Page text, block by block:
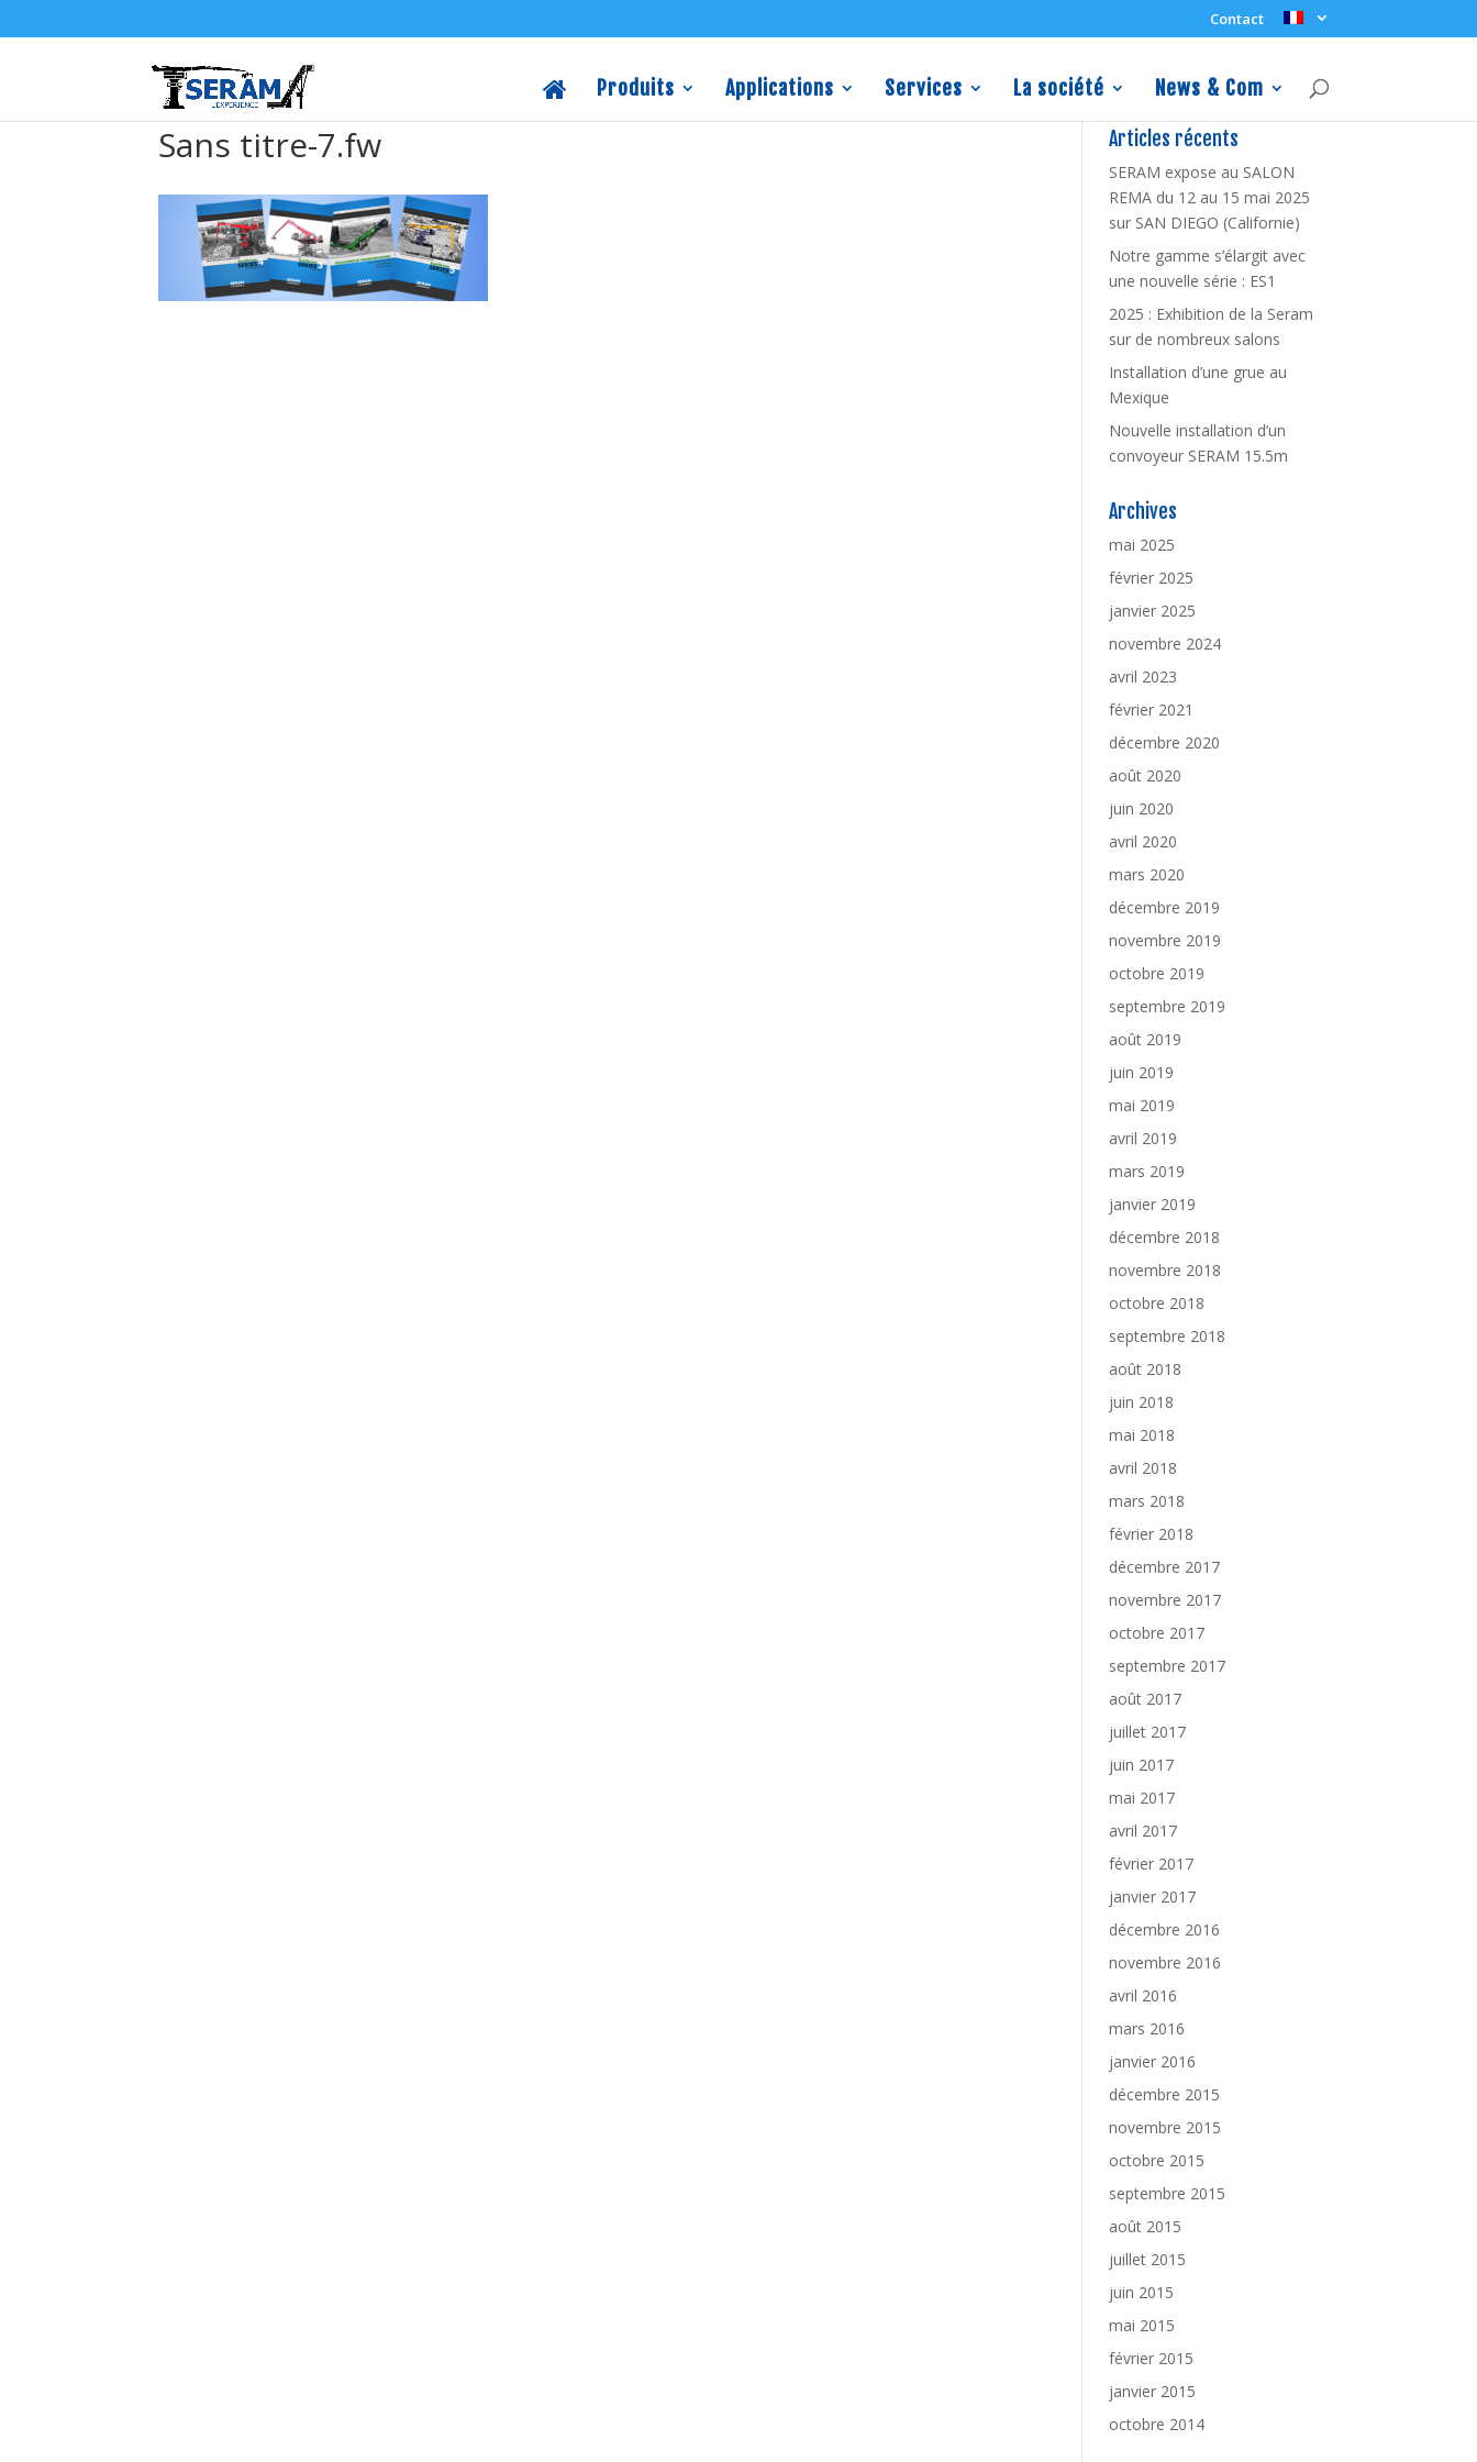
Contact
Produits Applications Services La société News & Com
Sans titre-7.fw Articles récents
SERAM expose au SALON
REMA du 12 au 15 mai 2025
sur SAN DIEGO (Californie)
Notre gamme s’élargit avec
une nouvelle série : ES1
2025 : Exhibition de la Seram
sur de nombreux salons
Installation d’une grue au
Mexique
Nouvelle installation d’un
convoyeur SERAM 15.5m
Archives
mai 2025
février 2025
janvier 2025
novembre 2024
avril 2023
février 2021
décembre 2020
août 2020
juin 2020
avril 2020
mars 2020
décembre 2019
novembre 2019
octobre 2019
septembre 2019
août 2019
juin 2019
mai 2019
avril 2019
mars 2019
janvier 2019
décembre 2018
novembre 2018
octobre 2018
septembre 2018
août 2018
juin 2018
mai 2018
avril 2018
mars 2018
février 2018
décembre 2017
novembre 2017
octobre 2017
septembre 2017
août 2017
juillet 2017
juin 2017
mai 2017
avril 2017
février 2017
janvier 2017
décembre 2016
novembre 2016
avril 2016
mars 2016
janvier 2016
décembre 2015
novembre 2015
octobre 2015
septembre 2015
août 2015
juillet 2015
juin 2015
mai 2015
février 2015
janvier 2015
octobre 2014